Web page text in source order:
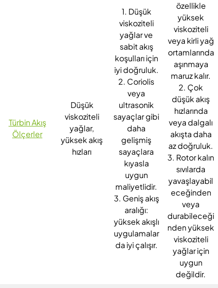
Türbin Akış
Ölçerler
Düşük
viskoziteli
yağlar,
yüksek akış
hızları
1. Düşük
viskoziteli
yağlar ve
sabit akış
koşulları için
iyi doğruluk.
2. Coriolis
veya
ultrasonik
sayaçlar gibi
daha
gelişmiş
sayaçlara
kıyasla
uygun
maliyetlidir.
3. Geniş akış
aralığı:
yüksek akışlı
uygulamalar
da iyi çalışır.
özellikle
yüksek
viskoziteli
veya kirli yağ
ortamlarında
aşınmaya
maruz kalır.
2. Çok
düşük akış
hızlarında
veya dalgalı
akışta daha
az doğruluk.
3. Rotor kalın
sıvılarda
yavaşlayabil
eceğinden
veya
durabileceği
nden yüksek
viskoziteli
yağlar için
uygun
değildir.